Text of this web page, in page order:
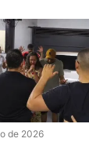
de 2026